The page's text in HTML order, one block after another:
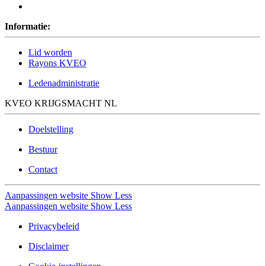
Informatie:
Lid worden
Rayons KVEO
Ledenadministratie
KVEO KRIJGSMACHT NL
Doelstelling
Bestuur
Contact
Aanpassingen website Show Less
Aanpassingen website Show Less
Privacybeleid
Disclaimer